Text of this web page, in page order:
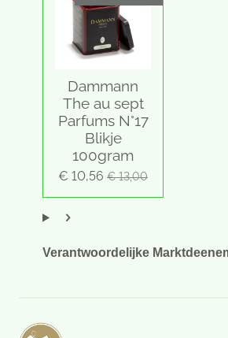
n n n n
Dammann
The au sept
Parfums N°17
Blikje
100gram
€ 10,56 € 13,00
Verantwoordelijke